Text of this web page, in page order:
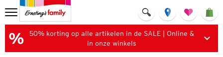
50% korting op alle artikelen in de SALE | Online &
in onze winkels